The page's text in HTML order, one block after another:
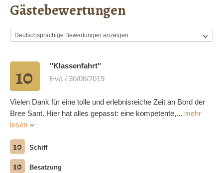
Gästebewertungen
10
"Klassenfahrt"
Eva / 30/08/2019
Vielen Dank für eine tolle und erlebnisreiche Zeit an Bord der
Bree Sant. Hier hat alles gepasst: eine kompetente,... mehr
lesen
10 Schiff
10 Besatzung